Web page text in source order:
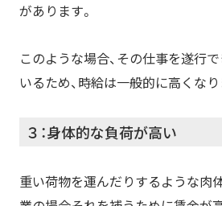
があります。
このような場合、その仕事を遂行
いるため、時給は一般的に高くなり
３：身体的な負荷が高い
重い荷物を運んだりするような肉